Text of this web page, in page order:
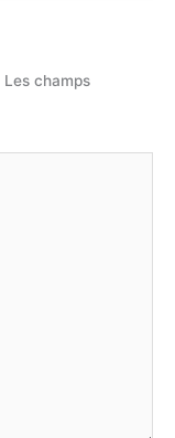
Les champs